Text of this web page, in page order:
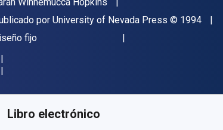
por University of Nevada Press Copyright
© 1994
fijo
Libro electrónico